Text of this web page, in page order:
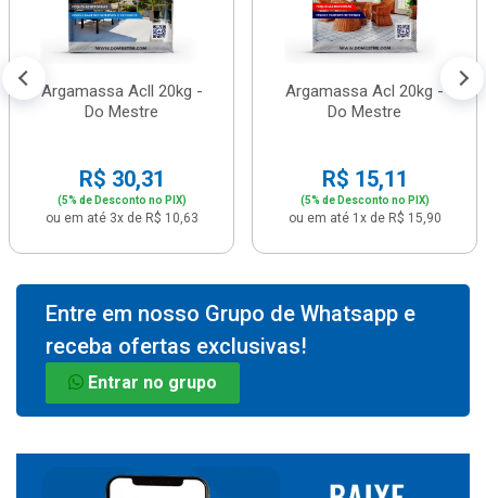
Argamassa Acll 20kg -
Do Mestre
R$ 30,31
(5% de Desconto no PIX)
ou em até 3x de R$ 10,63
Argamassa Acl 20kg -
Do Mestre
R$ 15,11
(5% de Desconto no PIX)
ou em até 1x de R$ 15,90
Entre em nosso Grupo de Whatsapp e
receba ofertas exclusivas!
Entrar no grupo